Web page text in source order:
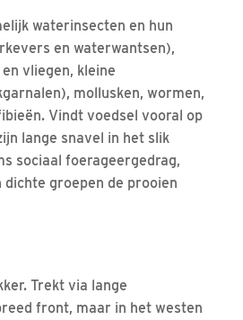
waterinsecten en hun
en waterwantsen),
vliegen, kleine
mollusken, wormen,
Vindt voedsel vooral op
lange snavel in het slik
sociaal foerageergedrag,
dichte groepen de prooien
Trekt via lange
front, maar in het westen